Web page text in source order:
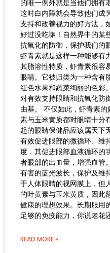
的唯一例外就是当他们拥有
这时白内障就会导致他们成
支持和改善视力的好方法，
好过没吃嘛！自然界中的某
抗氧化的防御，保护我们的
虾青素就是这样一种能够有
其脂溶性特质，虾青素很容
眼睛。它被归类为一种含有
红色水果和蔬菜绚丽的色彩
对有效支持眼睛和抗氧化防
由基。 不仅如此，虾青素
素与玉米黄质都对眼睛十分
起的眼睛保健品应该属天下
有效促进眼部的微循环、维
度，其促进眼部血液循环的
者眼部的出血量，增强血管
有害的蓝光波长，保护及维
于人体眼睛的视网膜上，但
的叶黄素与玉米黄质，因此
健康的理想效果。长期服用
足够的免疫能力，你说老花
READ MORE »